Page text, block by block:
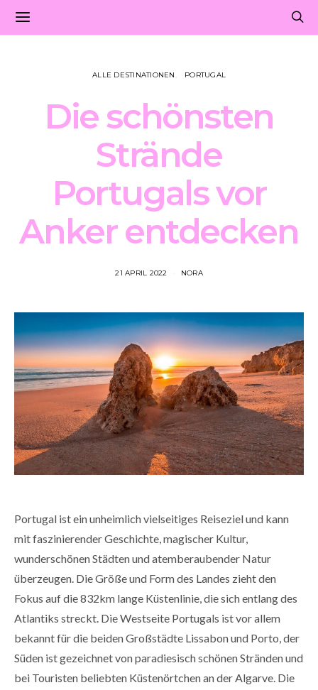
ALLE DESTINATIONEN PORTUGAL
Die schönsten
Strände
Portugals vor
Anker entdecken
21 APRIL 2022 NORA
Portugal ist ein unheimlich vielseitiges Reiseziel und kann
mit faszinierender Geschichte, magischer Kultur,
wunderschönen Städten und atemberaubender Natur
überzeugen. Die Größe und Form des Landes zieht den
Fokus auf die 832km lange Küstenlinie, die sich entlang des
Atlantiks streckt. Die Westseite Portugals ist vor allem
bekannt für die beiden Großstädte Lissabon und Porto, der
Süden ist gezeichnet von paradiesisch schönen Stränden und
bei Touristen beliebten Küstenörtchen an der Algarve. Die